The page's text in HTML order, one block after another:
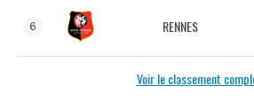
6 RENNES
Voir le classement